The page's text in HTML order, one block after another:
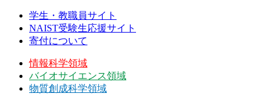
学生・教職員サイト
NAIST受験生応援サイト
寄付について
情報科学領域
バイオサイエンス領域
物質創成科学領域